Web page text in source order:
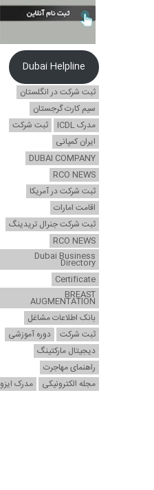
Dubai Helpline
ثبت شرکت در انگلستان
سیم کارت گرجستان
مدرک ICDL
ثبت شرکت
ایران کمپانی
DUBAI COMPANY
RCO NEWS
ثبت شرکت در آمریکا
اقامت امارات
ثبت شرکت جنرال تریدینگ
RCO NEWS
Dubai Business
Directory
Certificate
BREAST
AUGMENTATION
بانک اطلاعات مشاغل
ثبت شرکت
دوره آموزشی
دیجیتال مارکتینگ
راهنمای مهاجرت
مجله الکترونیکی
مدرک ایزو